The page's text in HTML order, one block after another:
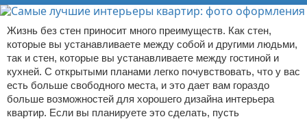
Жизнь без стен приносит много преимуществ. Как стен,
которые вы устанавливаете между собой и другими людьми,
так и стен, которые вы устанавливаете между гостиной и
кухней. С открытыми планами легко почувствовать, что у вас
есть больше свободного места, и это дает вам гораздо
больше возможностей для хорошего дизайна интерьера
квартир. Если вы планируете это сделать, пусть